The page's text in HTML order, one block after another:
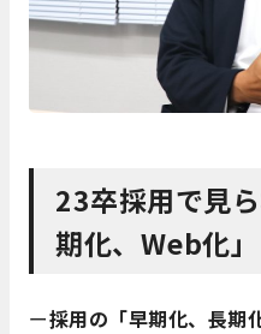
23卒採用で見
期化、Web化」
ー採用の「早期化、長期